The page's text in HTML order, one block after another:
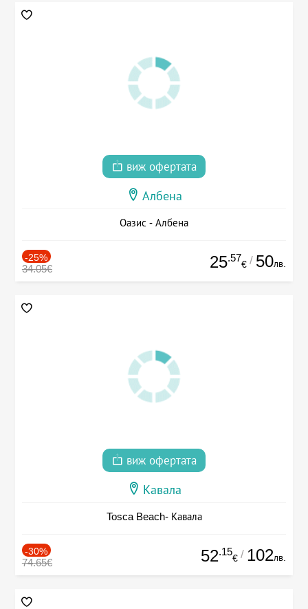
виж офертата
Албена
Оазис - Албена
-25%
34.05€ 25.57
€ / 50лв.
виж офертата
Кавала
Tosca Beach- Кавала
-30%
74.65€ 52.15
€ / 102лв.